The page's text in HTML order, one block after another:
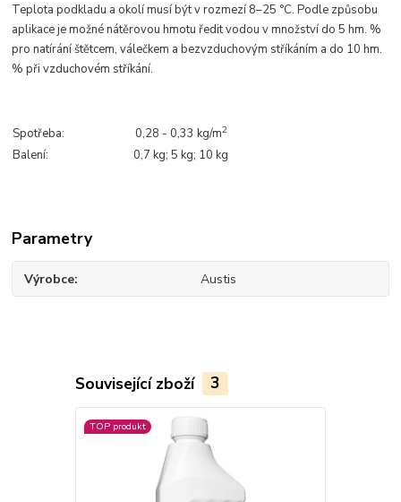
Teplota podkladu a okolí musí být v rozmezí 8–25 °C. Podle způsobu
aplikace je možné nátěrovou hmotu ředit vodou v množství do 5 hm. %
pro natírání štětcem, válečkem a bezvzduchovým stříkáním a do 10 hm.
% při vzduchovém stříkání.
Spotřeba: 0,28 - 0,33 kg/m2
Balení: 0,7 kg; 5 kg; 10 kg
Parametry
Výrobce Austis
Související zboží 3
TOP produkt